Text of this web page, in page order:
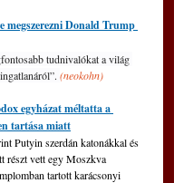
megszerezni Donald Trump
tudnivalókat a világ
(neokohn)
egyházat méltatta a
tartása miatt
Putyin szerdán katonákkal és
részt vett egy Moszkva
tartott karácsonyi